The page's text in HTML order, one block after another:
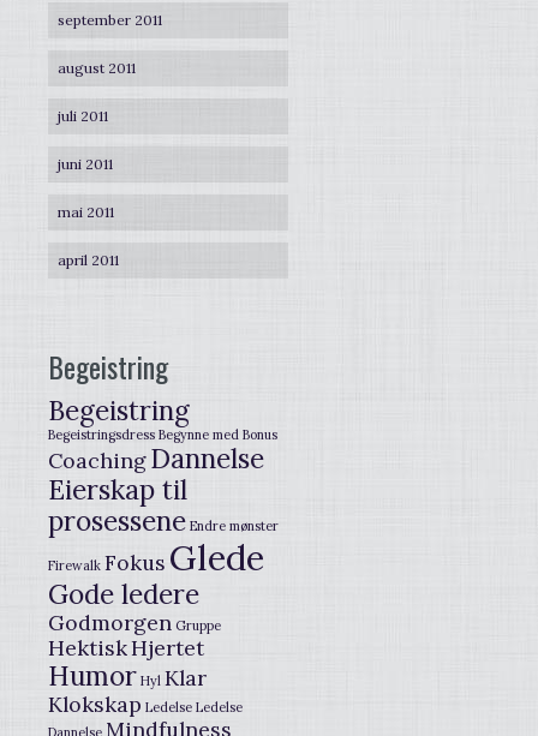
september 2011
august 2011
juli 2011
juni 2011
mai 2011
april 2011
Begeistring
Begeistring
Begeistringsdress Begynne med Bonus
CoachingDannelse
Eierskap til
prosessene Endre mønster
Firewalk Fokus Glede
Gode ledere
Godmorgen Gruppe
HektiskHjertet
Humor Hyl Klar
Klokskap Ledelse Ledelse
Dannelse Mindfulness